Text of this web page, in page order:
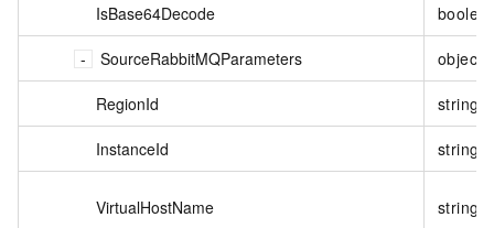
IsBase64Decode
SourceRabbitMQParameters object
RegionId string
InstanceId string
VirtualHostName string